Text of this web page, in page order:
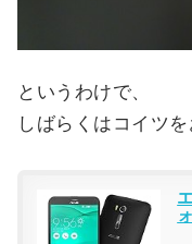
というわけで、
しばらくはコイツ